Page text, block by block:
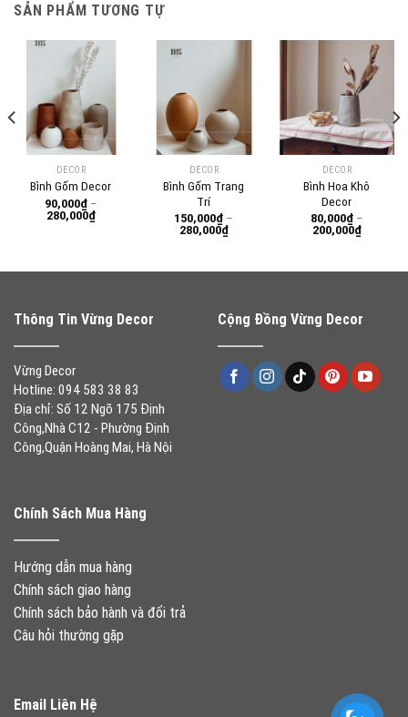
SẢN PHẨM TƯƠNG TỰ
DECOR
Bình Gốm Decor
90,000₫ –
280,000₫Khoảng
giá:
280,000₫
DECOR
Bình Gốm Trang
Trí
150,000₫ –
280,000₫Khoảng
giá:
đến
DECOR
Bình Hoa Khô
Decor
80,000₫ –
200,000₫Khoảng
giá:
đến
Thông Tin Vừng Decor
Vừng Decor
Hotline: 094 583 38 83
Địa chỉ: Số 12 Ngõ 175 Định
Công,Nhà C12 - Phường Định
Công,Quận Hoàng Mai, Hà Nội
Cộng Đồng Vừng Decor
Chính Sách Mua Hàng
Hướng dẫn mua hàng
Chính sách giao hàng
Chính sách bảo hành và đổi trả
Câu hỏi thường gặp
Email Liên Hệ